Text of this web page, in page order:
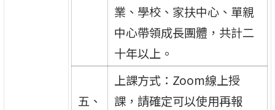
業、學校、家扶中心、單親
中心帶領成長團體，共計二
十年以上。
五、
上課方式：Zoom線上授
課，請確定可以使用再報